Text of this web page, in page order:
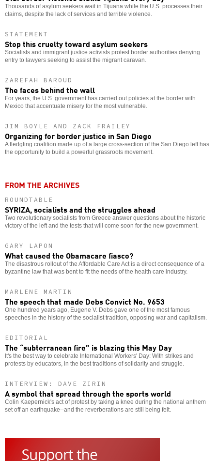
Thousands of asylum seekers wait in Tijuana while the U.S. processes their
claims, despite the lack of services and terrible violence.
STATEMENT
Stop this cruelty toward asylum seekers
Socialists and immigrant justice activists protest border authorities denying
entry to lawyers seeking to assist the migrant caravan.
ZAREFAH BAROUD
The faces behind the wall
For years, the U.S. government has carried out policies at the border with
Mexico that accentuate misery for the most vulnerable.
JIM BOYLE AND ZACK FRAILEY
Organizing for border justice in San Diego
A fledgling coalition made up of a large cross-section of the San Diego left has
the opportunity to build a powerful grassroots movement.
FROM THE ARCHIVES
ROUNDTABLE
SYRIZA, socialists and the struggles ahead
Two revolutionary socialists from Greece answer questions about the historic
victory of the left and the tests that will come soon for the new government.
GARY LAPON
What caused the Obamacare fiasco?
The disastrous rollout of the Affordable Care Act is a direct consequence of a
byzantine law that was bent to fit the needs of the health care industry.
MARLENE MARTIN
The speech that made Debs Convict No. 9653
One hundred years ago, Eugene V. Debs gave one of the most famous
speeches in the history of the socialist tradition, opposing war and capitalism.
EDITORIAL
The “subterranean fire” is blazing this May Day
It's the best way to celebrate International Workers' Day: With strikes and
protests by educators, in the best traditions of solidarity and struggle.
INTERVIEW: DAVE ZIRIN
A symbol that spread through the sports world
Colin Kaepernick's act of protest by taking a knee during the national anthem
set off an earthquake--and the reverberations are still being felt.